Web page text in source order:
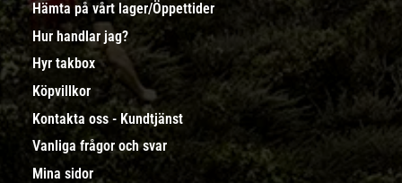
Hämta på vårt lager/Öppettider
Hur handlar jag?
Hyr takbox
Köpvillkor
Kontakta oss - Kundtjänst
Vanliga frågor och svar
Mina sidor